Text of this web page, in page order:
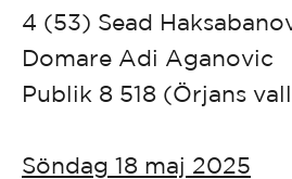
4 (53) Sead
Domare Adi Aganovic
Publik 8 518 (Örjans
Söndag 18 maj 2025